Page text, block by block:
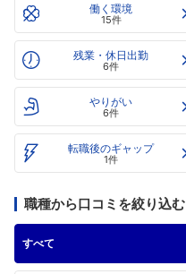
働く環境
15件
残業・休日出勤
6件
やりがい
6件
転職後のギャップ
1件
職種から口コミを絞り込む
すべて